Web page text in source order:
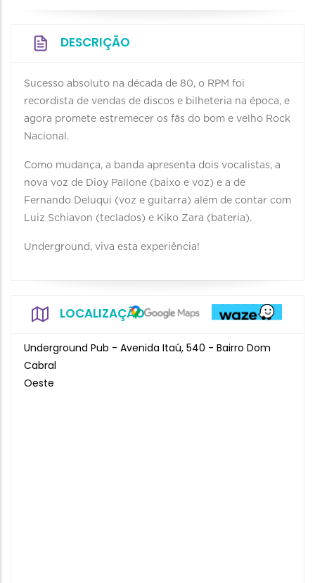
DESCRIÇÃO
Sucesso absoluto na década de 80, o RPM foi
recordista de vendas de discos e bilheteria na época, e
agora promete estremecer os fãs do bom e velho Rock
Nacional.
Como mudança, a banda apresenta dois vocalistas, a
nova voz de Dioy Pallone (baixo e voz) e a de
Fernando Deluqui (voz e guitarra) além de contar com
Luiz Schiavon (teclados) e Kiko Zara (bateria).
Underground, viva esta experiência!
LOCALIZAÇÃO
Underground Pub - Avenida Itaú, 540 - Bairro Dom
Cabral
Oeste